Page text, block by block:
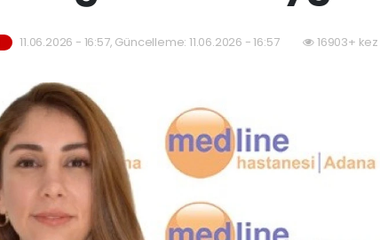
11.06.2026 - 16:57, Güncelleme: 11.06.2026 - 16:57 16903+